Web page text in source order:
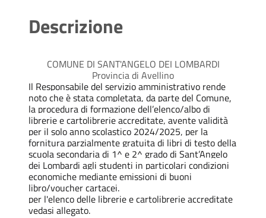
Descrizione
COMUNE DI SANT'ANGELO DEI LOMBARDI
Provincia di Avellino
Il Responsabile del servizio amministrativo rende
noto che è stata completata, da parte del Comune,
la procedura di formazione dell’elenco/albo di
librerie e cartolibrerie accreditate, avente validità
per il solo anno scolastico 2024/2025, per la
fornitura parzialmente gratuita di libri di testo della
scuola secondaria di 1^ e 2^ grado di Sant’Angelo
dei Lombardi agli studenti in particolari condizioni
economiche mediante emissioni di buoni
libro/voucher cartacei.
per l'elenco delle librerie e cartolibrerie accreditate
vedasi allegato.